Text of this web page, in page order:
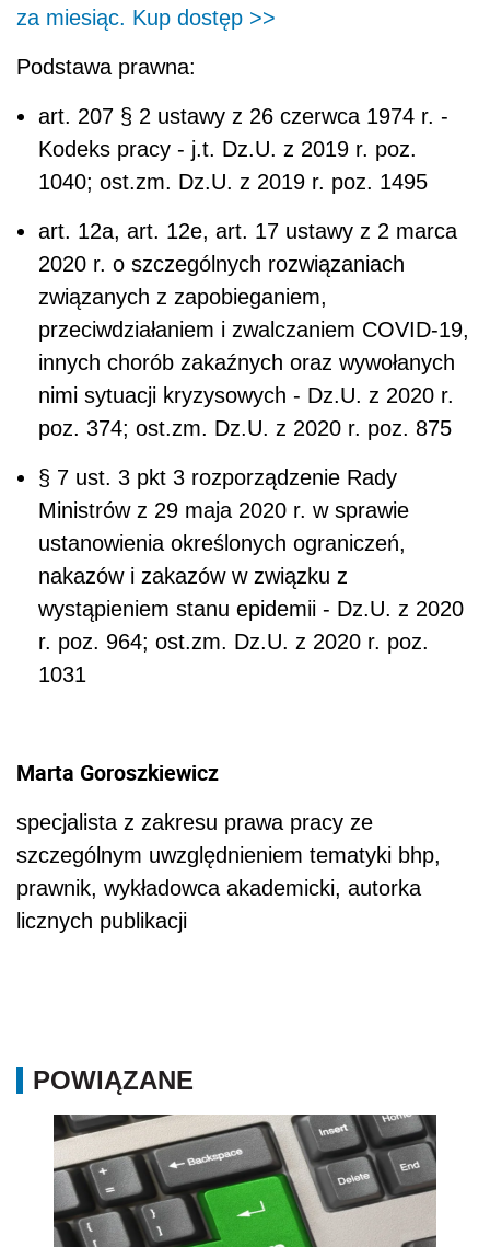
za miesiąc. Kup dostęp >>
Podstawa prawna:
art. 207 § 2 ustawy z 26 czerwca 1974 r. -
Kodeks pracy - j.t. Dz.U. z 2019 r. poz.
1040; ost.zm. Dz.U. z 2019 r. poz. 1495
art. 12a, art. 12e, art. 17 ustawy z 2 marca
2020 r. o szczególnych rozwiązaniach
związanych z zapobieganiem,
przeciwdziałaniem i zwalczaniem COVID-19,
innych chorób zakaźnych oraz wywołanych
nimi sytuacji kryzysowych - Dz.U. z 2020 r.
poz. 374; ost.zm. Dz.U. z 2020 r. poz. 875
§ 7 ust. 3 pkt 3 rozporządzenie Rady
Ministrów z 29 maja 2020 r. w sprawie
ustanowienia określonych ograniczeń,
nakazów i zakazów w związku z
wystąpieniem stanu epidemii - Dz.U. z 2020
r. poz. 964; ost.zm. Dz.U. z 2020 r. poz.
1031
Marta Goroszkiewicz
specjalista z zakresu prawa pracy ze
szczególnym uwzględnieniem tematyki bhp,
prawnik, wykładowca akademicki, autorka
licznych publikacji
POWIĄZANE